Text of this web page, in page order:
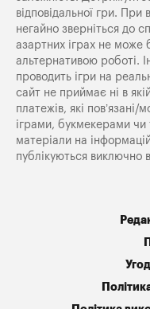
відповідальної гри.
негайно зверніться до
азартних іграх не може
альтернативою роботі.
проводить ігри на
сайт не приймає ні в
платежів, які пов’язані/
іграми, букмекерами чи
матеріали на
публікуються виключно